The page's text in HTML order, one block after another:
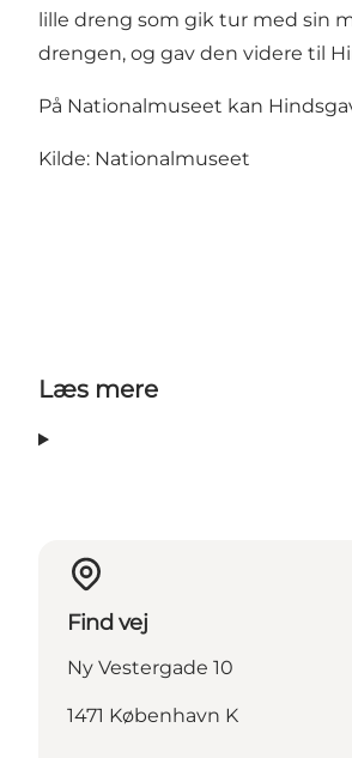
lille dreng som gik tur med sin
drengen, og gav den videre til
På Nationalmuseet kan
Kilde: Nationalmuseet
Læs mere
Find vej
Ny Vestergade 10
1471 København K